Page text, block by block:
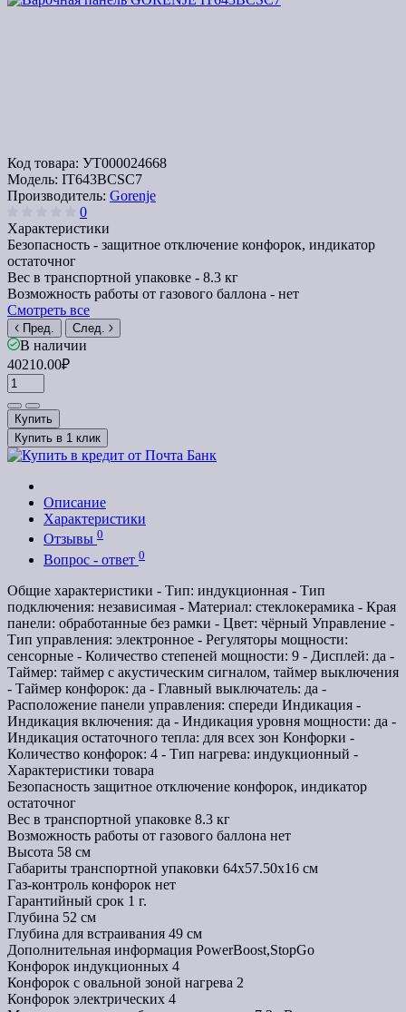
Код товара: УТ000024668
Модель: IT643BCSC7
Производитель: Gorenje
0
Характеристики
Безопасность - защитное отключение конфорок, индикатор
остаточног
Вес в транспортной упаковке - 8.3 кг
Возможность работы от газового баллона - нет
Смотреть все
Пред. След.
В наличии
40210.00₽
Купить
Купить в 1 клик
Описание
Характеристики
Отзывы 0
Вопрос - ответ 0
Общие характеристики - Тип: индукционная - Тип
подключения: независимая - Материал: стеклокерамика - Края
панели: обработанные без рамки - Цвет: чёрный Управление -
Тип управления: электронное - Регуляторы мощности:
сенсорные - Количество степеней мощности: 9 - Дисплей: да -
Таймер: таймер с акустическим сигналом, таймер выключения
- Таймер конфорок: да - Главный выключатель: да -
Расположение панели управления: спереди Индикация -
Индикация включения: да - Индикация уровня мощности: да -
Индикация остаточного тепла: для всех зон Конфорки -
Количество конфорок: 4 - Тип нагрева: индукционный -
Характеристики товара
Безопасность защитное отключение конфорок, индикатор
остаточног
Вес в транспортной упаковке 8.3 кг
Возможность работы от газового баллона нет
Высота 58 см
Габариты транспортной упаковки 64х57.50х16 см
Газ-контроль конфорок нет
Гарантийный срок 1 г.
Глубина 52 см
Глубина для встраивания 49 см
Дополнительная информация PowerBoost,StopGo
Конфорок индукционных 4
Конфорок с овальной зоной нагрева 2
Конфорок электрических 4